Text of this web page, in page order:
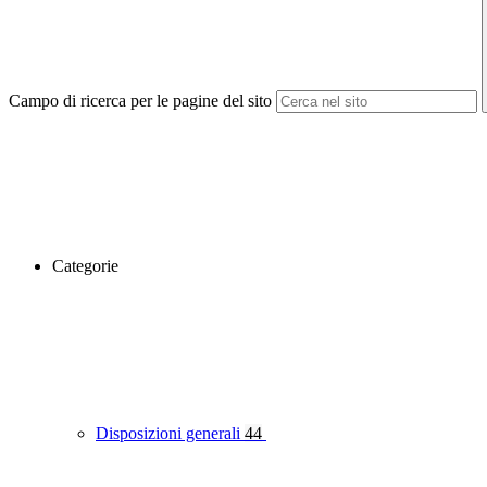
Campo di ricerca per le pagine del sito
Categorie
Disposizioni generali 44